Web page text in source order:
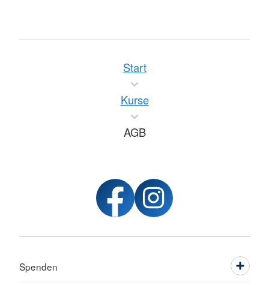
Start
Kurse
AGB
Spenden